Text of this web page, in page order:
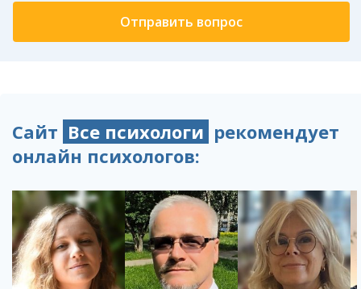
Сайт Все психологи рекомендует
онлайн психологов: